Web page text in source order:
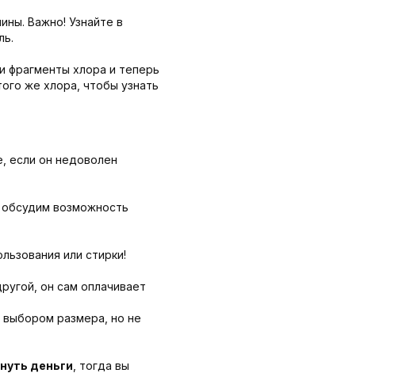
Важно! Узнайте в
фрагменты хлора и теперь
же хлора, чтобы узнать
если он недоволен
возможность
или стирки!
он сам оплачивает
размера, но не
деньги , тогда вы